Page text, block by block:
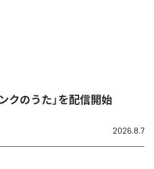
クのうた」を配信開始
2026.8.7